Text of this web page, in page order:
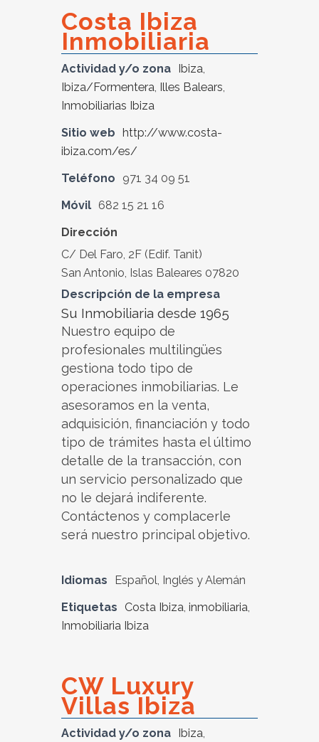
Costa Ibiza
Inmobiliaria
Actividad y/o zona Ibiza,
Ibiza/Formentera, Illes Balears,
Inmobiliarias Ibiza
Sitio web http://www.costa-
ibiza.com/es/
Teléfono
971 34 09 51
Móvil 682 15 21 16
Dirección
C/ Del Faro, 2F (Edif. Tanit)
San Antonio, Islas Baleares 07820
Descripción de la empresa
Su Inmobiliaria desde 1965
Nuestro equipo de
profesionales multilingües
gestiona todo tipo de
operaciones inmobiliarias. Le
asesoramos en la venta,
adquisición, financiación y todo
tipo de trámites hasta el último
detalle de la transacción, con
un servicio personalizado que
no le dejará indiferente.
Contáctenos y complacerle
será nuestro principal objetivo.
Idiomas
Español, Inglés y Alemán
Etiquetas
Costa Ibiza, inmobiliaria,
Inmobiliaria Ibiza
CW Luxury
Villas Ibiza
Actividad y/o zona Ibiza,